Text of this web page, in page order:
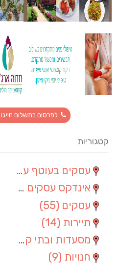
לפרסום בתשלום חייגו 077-9967476
קטגוריות
עסקים בעוטף עזה
אינדקס עסקים מרחבי
עסקים (55)
תיירות (14)
מסעדות ובתי קפה
חנויות (9)